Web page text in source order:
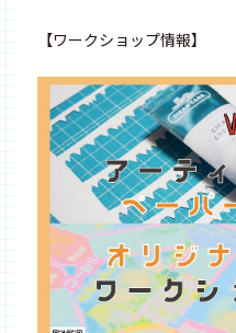
【ワークショップ情報】